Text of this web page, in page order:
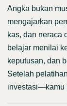
Angka bukan
mengajarkan
kas, dan neraca
belajar menilai
keputusan, dan
Setelah
investasi—kamu